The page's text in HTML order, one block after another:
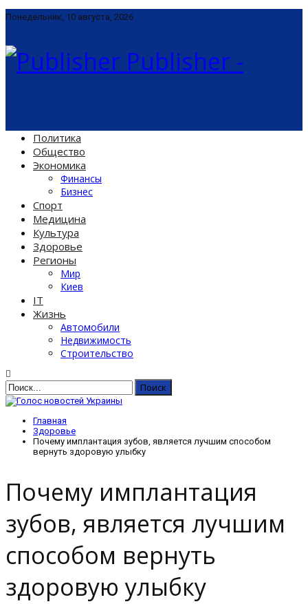
Понедельник, 10 августа, 2026
Publisher -
Политика
Общество
Экономика
Финансы
Бизнес
Спорт
Медицина
Культура
Здоровье
Регионы
Мир
Киев
IT
Жизнь
Автомобили
Недвижимость
Строительство
Главная
Здоровье
Почему имплантация зубов, является лучшим способом
вернуть здоровую улыбку
Почему имплантация
зубов, является лучшим
способом вернуть
здоровую улыбку